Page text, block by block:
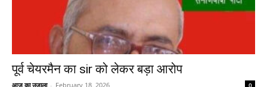
पूर्व चेयरमैन का sir को लेकर बड़ा आरोप
आज का उजाला - February 18, 2026 0